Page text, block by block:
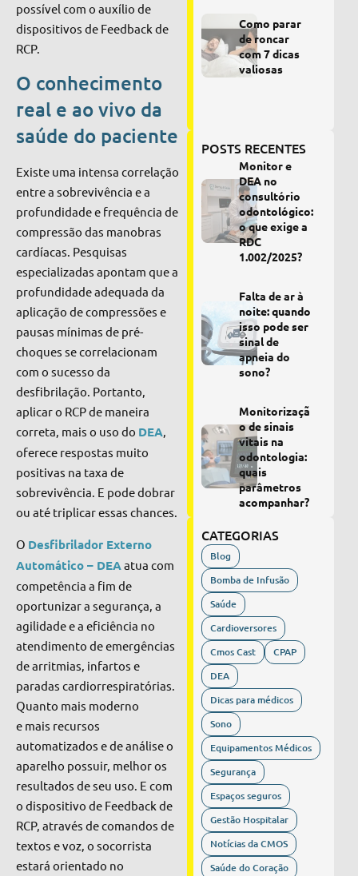
possível com o auxílio de
dispositivos de Feedback de
RCP.
O conhecimento
real e ao vivo da
saúde do paciente
Existe uma intensa correlação
entre a sobrevivência e a
profundidade e frequência de
compressão das manobras
cardíacas. Pesquisas
especializadas apontam que a
profundidade adequada da
aplicação de compressões e
pausas mínimas de pré-
choques se correlacionam
com o sucesso da
desfibrilação. Portanto,
aplicar o RCP de maneira
correta, mais o uso do DEA,
oferece respostas muito
positivas na taxa de
sobrevivência. E pode dobrar
ou até triplicar essas chances.
O Desfibrilador Externo
Automático – DEA atua com
competência a fim de
oportunizar a segurança, a
agilidade e a eficiência no
atendimento de emergências
de arritmias, infartos e
paradas cardiorrespiratórias.
Quanto mais moderno
e mais recursos
automatizados e de análise o
aparelho possuir, melhor os
resultados de seu uso. E com
o dispositivo de Feedback de
RCP, através de comandos de
textos e voz, o socorrista
estará orientado no
Como parar
de roncar
com 7 dicas
valiosas
POSTS RECENTES
Monitor e
DEA no
consultório
odontológico:
o que exige a
RDC
1.002/2025?
Falta de ar à
noite: quando
isso pode ser
sinal de
apneia do
sono?
Monitorizaçã
o de sinais
vitais na
odontologia:
quais
parâmetros
acompanhar?
CATEGORIAS
Blog
Bomba de Infusão
Saúde
Cardioversores
Cmos Cast
CPAP
DEA
Dicas para médicos
Sono
Equipamentos Médicos
Segurança
Espaços seguros
Gestão Hospitalar
Notícias da CMOS
Saúde do Coração